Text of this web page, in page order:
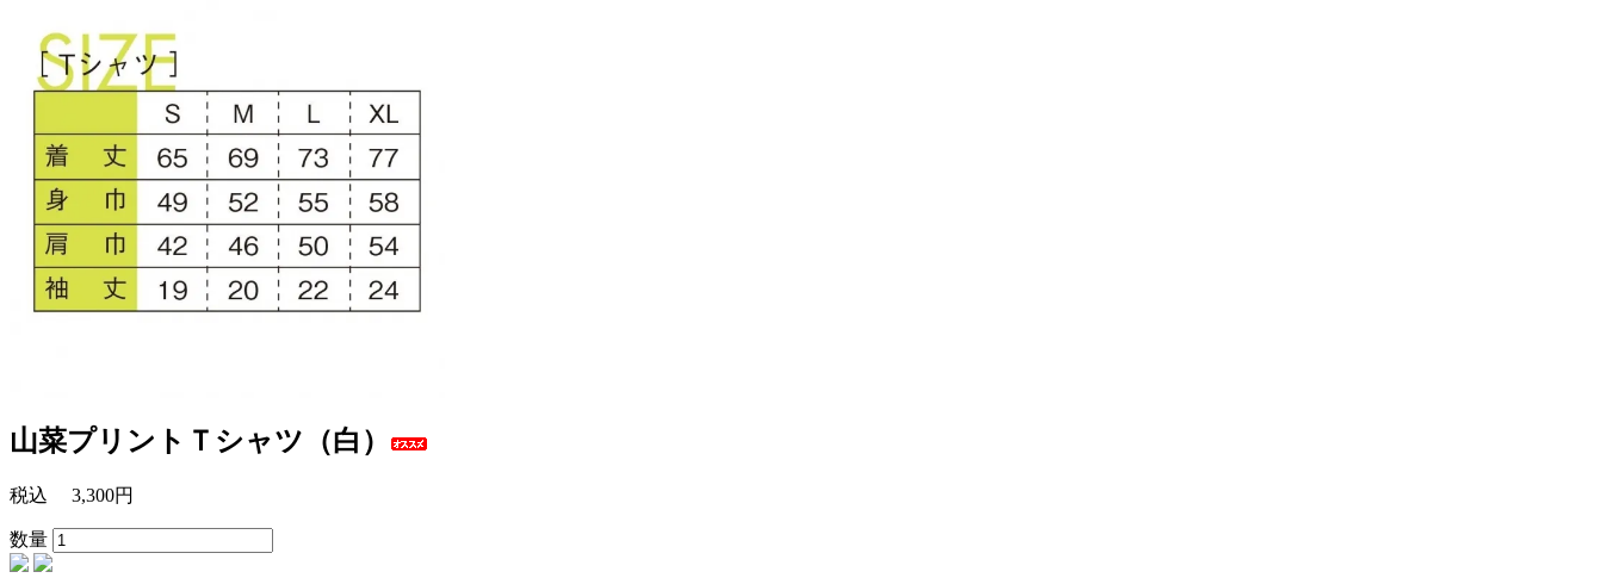
山菜プリントＴシャツ（白）
税込 3,300円
数量